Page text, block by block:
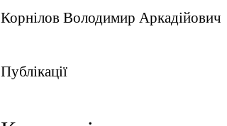
Корнілов Володимир Аркадійович
Публікації